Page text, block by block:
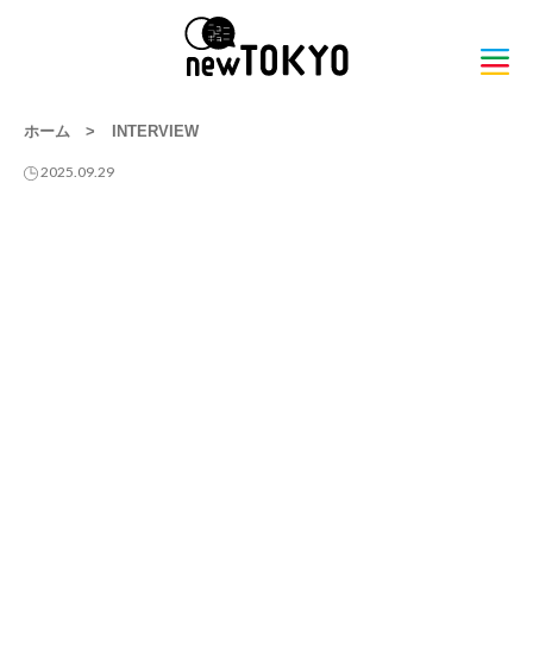
ホーム > INTERVIEW
2025.09.29